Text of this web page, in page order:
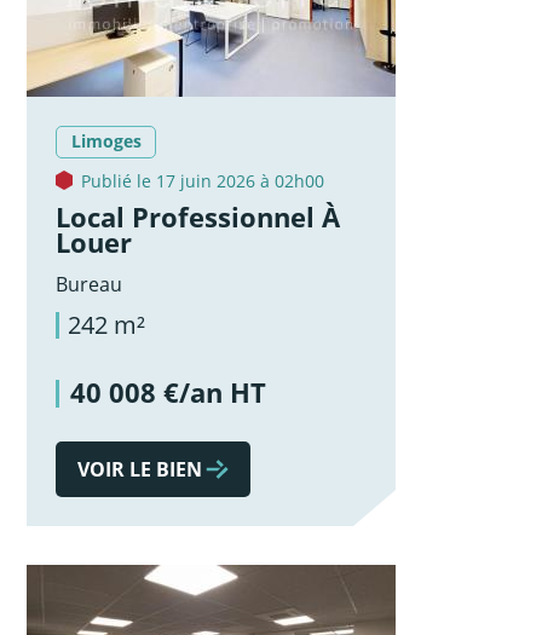
Limoges
Publié le 17 juin 2026 à 02h00
Local Professionnel À
Louer
Bureau
242 m²
40 008 €/an HT
VOIR LE BIEN